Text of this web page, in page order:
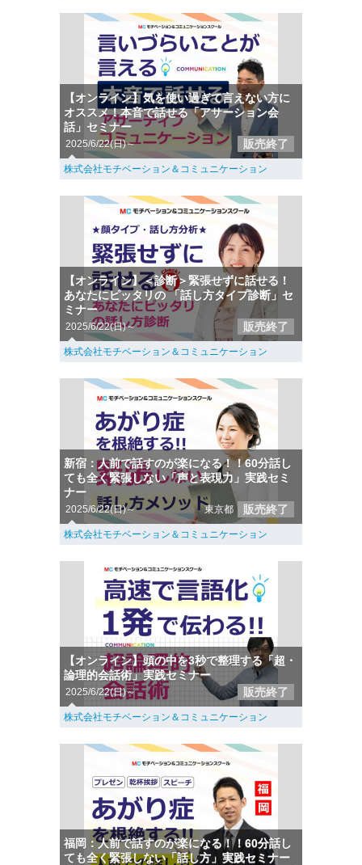
【オンライン】気を使い過ぎて言えない方に
オススメ！本音で話せる「アサーション会
話」セミナー
2025/6/22(日)～ 販売終了
株式会社モチベーション＆コミュニケーション
【オンライン】＜診断＞緊張せずに話せる！
あなたにピッタリの 「話し方タイプ診断」セ
ミナー
2025/6/22(日)～ 販売終了
株式会社モチベーション＆コミュニケーション
新宿：人前で話すのが楽になる！！60分話し
ても全く緊張しない「声と表現力」実践セミ
ナー
2025/6/22(日)～ 東京都 販売終了
株式会社モチベーション＆コミュニケーション
【オンライン】頭の中を3秒で整理する「超・
論理的会話術」実践セミナー
2025/6/22(日)～ 販売終了
株式会社モチベーション＆コミュニケーション
福岡：人前で話すのが楽になる！！60分話し
ても全く緊張しない「話し方」実践セミナー